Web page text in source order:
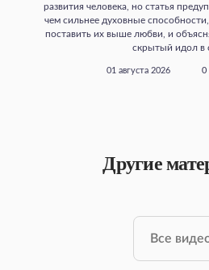
развития человека, но статья
чем сильнее духовные
поставить их выше любви, и
скрытый идол в
01 августа 2026 0
Другие
Все